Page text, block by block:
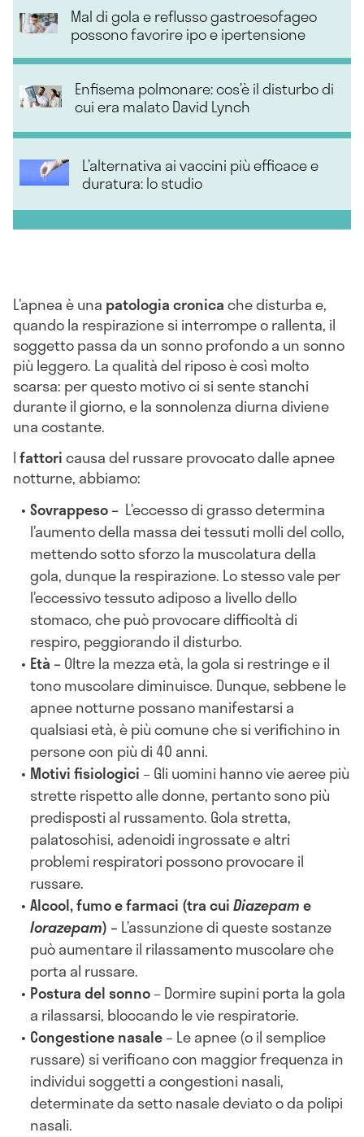
Mal di gola e reflusso gastroesofageo
possono favorire ipo e ipertensione
Enfisema polmonare: cos’è il disturbo di
cui era malato David Lynch
L’alternativa ai vaccini più efficace e
duratura: lo studio
L’apnea è una patologia cronicache disturba e,
quando la respirazione si interrompe o rallenta, il
soggetto passa da un sonno profondo a un sonno
più leggero. La qualità del riposoè così molto
scarsa: per questo motivo ci si sente stanchi
durante il giorno, e la sonnolenza diurna diviene
una costante.
Ifattoricausa del russare provocato dalle apnee
notturne, abbiamo:
Sovrappeso – L’eccesso di grasso determina
l’aumento della massa dei tessuti molli del collo,
mettendo sotto sforzo la muscolatura della
gola, dunque la respirazione. Lo stesso vale per
l’eccessivo tessuto adiposo a livello dello
stomaco, che può provocare difficoltà di
respiro, peggiorando il disturbo.
Età – Oltre la mezza età, la gola si restringe e il
tono muscolare diminuisce. Dunque, sebbene le
apnee notturne possano manifestarsi a
qualsiasi età, è più comune che si verifichino in
persone con più di 40 anni.
Motivi fisiologici – Gli uomini hanno vie aeree più
strette rispetto alle donne, pertanto sono più
predisposti al russamento. Gola stretta,
palatoschisi, adenoidi ingrossate e altri
problemi respiratori possono provocare il
russare.
Alcool, fumo e farmaci (tra cuiDiazepame
lorazepam) – L’assunzione di queste sostanze
può aumentare il rilassamento muscolare che
porta al russare.
Postura del sonno– Dormire supini porta la gola
a rilassarsi, bloccando le vie respiratorie.
Congestione nasale– Le apnee (o il semplice
russare) si verificano con maggior frequenza in
individui soggetti a congestioni nasali,
determinate da setto nasale deviato o da polipi
nasali.